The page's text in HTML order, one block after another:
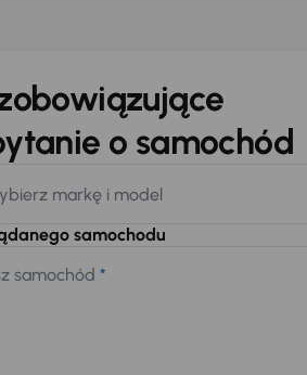
o samochód
markę i model
samochodu
samochód *